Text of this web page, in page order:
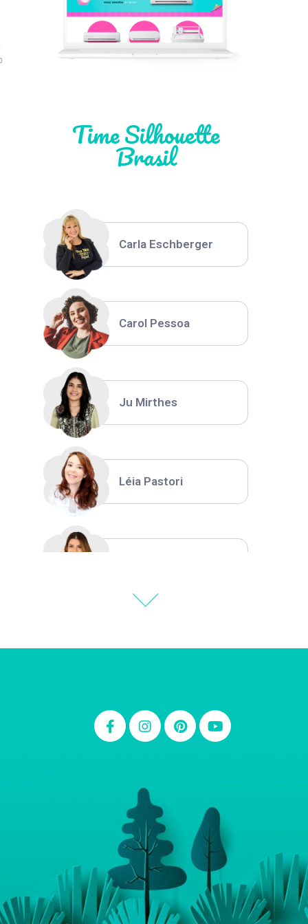
Time Silhouette
Brasil
Léia Pastori
Thiara Ney
Carla Eschberger
Carol Pessoa
Ju Mirthes
Léia Pastori
Carla Eschberger
Carol Pessoa
Ju Mirthes